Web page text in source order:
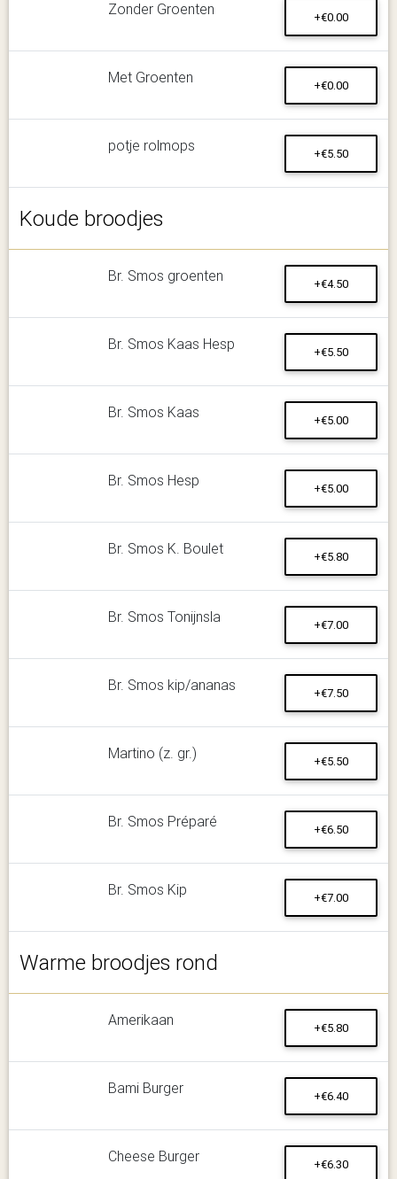
Zonder Groenten +€0.00
Met Groenten +€0.00
potje rolmops +€5.50
Koude broodjes
Br. Smos groenten +€4.50
Br. Smos Kaas Hesp +€5.50
Br. Smos Kaas +€5.00
Br. Smos Hesp +€5.00
Br. Smos K. Boulet +€5.80
Br. Smos Tonijnsla +€7.00
Br. Smos kip/ananas +€7.50
Martino (z. gr.) +€5.50
Br. Smos Préparé +€6.50
Br. Smos Kip +€7.00
Warme broodjes rond
Amerikaan +€5.80
Bami Burger +€6.40
Cheese Burger +€6.30